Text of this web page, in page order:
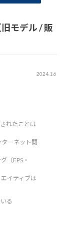
モデル / 販
2024.1.6
れたことは
ターネット閲
（FPS・
イティブは
る